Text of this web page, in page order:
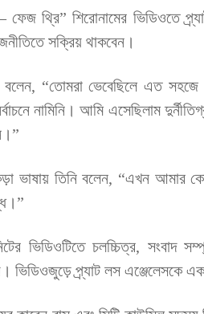
থ্রি” শিরোনামের ভিডিওতে
সক্রিয় থাকবেন।
বলেন, “তোমরা ভেবেছিলে এত
নামিনি। আমি এসেছিলাম
ভাষায় তিনি বলেন, “এখন আমার
ভিডিওটিতে চলচ্চিত্র, সংবাদ
ভিডিওজুড়ে প্র্যাট লস এঞ্জেলেসকে